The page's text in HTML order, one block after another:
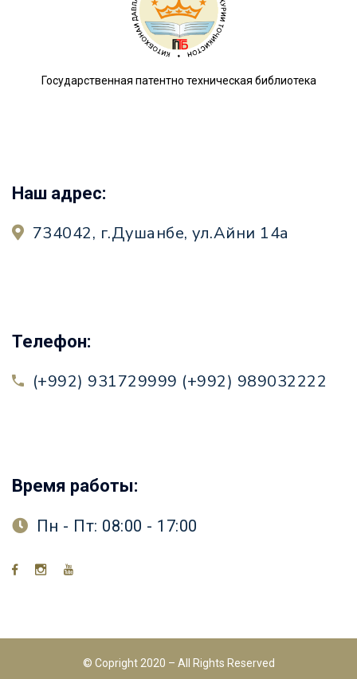
Государственная патентно техническая библиотека
Наш адрес:
734042, г.Душанбе, ул.Айни 14а
Телефон:
(+992) 931729999 (+992) 989032222
Время работы:
Пн - Пт: 08:00 - 17:00
© Copright 2020 – All Rights Reserved